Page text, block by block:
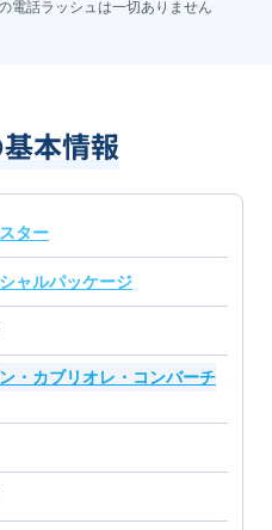
電話ラッシュは一切ありません
本情報
ター
ャルパッケージ
・カブリオレ・コンバーチ